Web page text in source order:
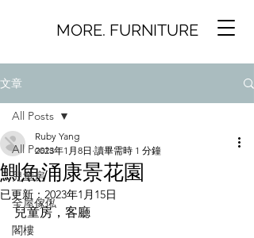
MORE. FURNITURE
文章
All Posts
兒童房
全屋傢俬
閣樓
All Posts
鰂魚涌康景花園
Ruby Yang
2023年1月8日 讀畢需時 1 分鐘
已更新： 2023年1月15日
兒童房，客廳